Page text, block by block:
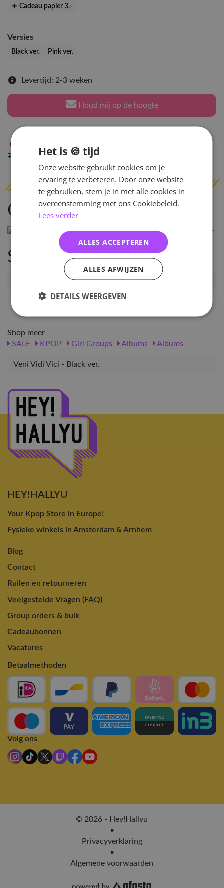
Cadeau papier 3,-
Versies
Black ver. Pink ver.
Levertijd: 2-3 weken
Houd mij op de hoogte
Indien op voorraadbinnen 2 werkdagen
Omschrijving
Specificaties
19162
EAN nummer
1000000191622
Shop meer
SALE
KPOP Girl Groups Albums Albums
Veni Vidi Vici - Black ver.
HEY!HALLYU
Your Kpop Store in Europe!
Fysieke winkels in Amsterdam & Arnhem
Blog
Contact
Ruilen en retourneren
Veelgestelde Vragen (FAQ)
Group orders & bulk
Cadeaubonnen
Vacatures
Betaalmethoden
Volg ons
© 2026 - Hey!Hallyu
•
Privacyverklaring
•
Algemene voorwaarden
Het is 🍪 tijd
Onze website gebruikt cookies om je
ervaring te verbeteren. Door onze website
te gebruiken, stem je in met alle cookies in
overeenstemming met ons Cookiebeleid.
Lees verder
ALLES ACCEPTEREN
ALLES AFWIJZEN
DETAILS WEERGEVEN